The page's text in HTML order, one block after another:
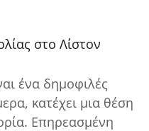
στο Λίστον
ένα δημοφιλές
κατέχει μια θέση
Επηρεασμένη